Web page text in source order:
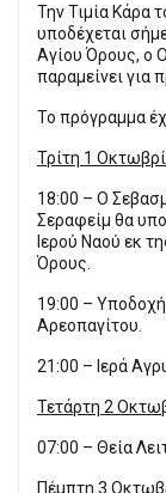
Την Τιμία Κάρα
υποδέχεται
Αγίου Όρους, ο
παραμείνει για
Το πρόγραμμα
Τρίτη 1
18:00 – Ο
Σεραφείμ θα
Ιερού Ναού εκ
Όρους.
19:00 – Υποδοχή
Αρεοπαγίτου.
21:00 – Ιερά
Τετάρτη 2
07:00 – Θεία
Πέμπτη 3